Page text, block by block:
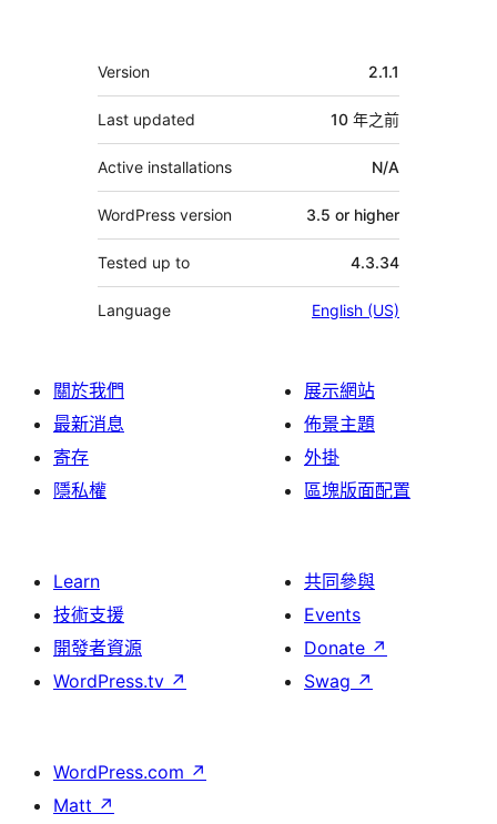
其
它
Version 2.1.1
Last updated 10 年之前
Active installations N/A
WordPress version 3.5 or higher
Tested up to 4.3.34
Language English (US)
關於我們
最新消息
寄存
隱私權
展示網站
佈景主題
外掛
區塊版面配置
Learn
技術支援
開發者資源
WordPress.tv ↗
共同參與
Events
Donate ↗
Swag ↗
WordPress.com ↗
Matt ↗